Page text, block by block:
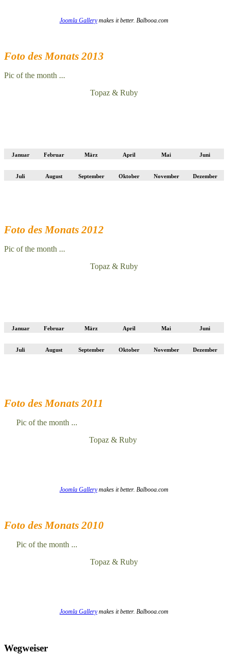
Joomla Gallerymakes it better. Balbooa.com
Foto des Monats 2013
Pic of the month ...
Topaz & Ruby
Januar Februar März April Mai Juni
Juli August September Oktober November Dezember
Foto des Monats 2012
Pic of the month ...
Topaz & Ruby
Januar Februar März April Mai Juni
Juli August September Oktober November Dezember
Foto des Monats 2011
Pic of the month ...
Topaz & Ruby
Joomla Gallerymakes it better. Balbooa.com
Foto des Monats 2010
Pic of the month ...
Topaz & Ruby
Joomla Gallerymakes it better. Balbooa.com
Wegweiser